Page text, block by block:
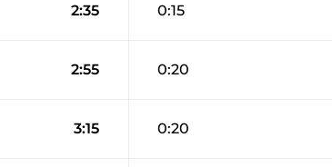
2:35 0:15
2:55 0:20
3:15 0:20